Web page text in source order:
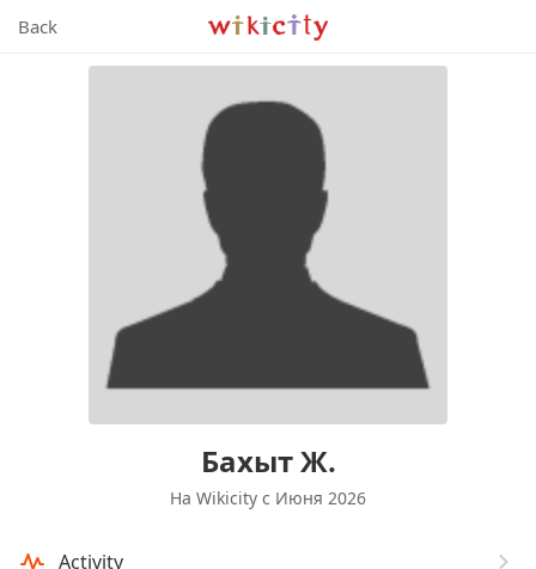
Wikicity
Back
Бахыт Ж.
На Wikicity c Июня 2026
Activity